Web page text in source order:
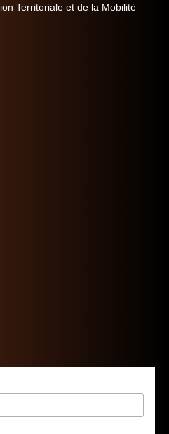
Territoriale et de la Mobilité